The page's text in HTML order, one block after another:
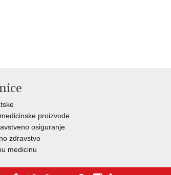
proizvode
osiguranje
zdravstvo
medicinu